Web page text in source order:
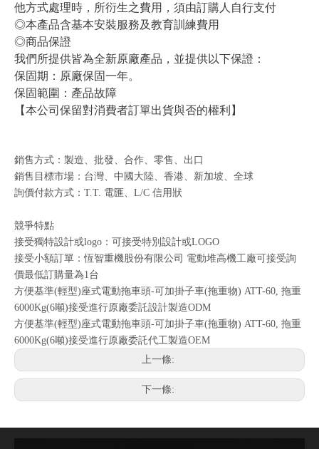
他方式處理時，所衍生之費用，須由訂購人自行支付
◎本產品含基本安裝服務及教育訓練費用
◎商品保證
我們所提供皆為全新原廠產品，並提供以下保證：
保固期：原廠保固一年。
保固範圍：產品故障
【本公司保留對消費者訂單出貨與否的權利】
銷售方式：製造、批發、合作、零售、出口
銷售目標市場：台灣、中國大陸、香港、新加坡、全球
詢價付款方式：T.T. 電匯、L/C 信用狀
競爭特點
接受獨特設計或logo：可接受特別設計或LOGO
接受小額訂單：恆智重機股份有限公司 電動堆高機工廠可接受詢
價最低訂購量為1台
方便基準(輕型)座式電動拖車頭-可加掛子車(拖重物) ATT-60, 拖重
6000Kg(6噸)接受進行原廠委託設計製造ODM
方便基準(輕型)座式電動拖車頭-可加掛子車(拖重物) ATT-60, 拖重
6000Kg(6噸)接受進行原廠委託代工製造OEM
上一條:
下一條: